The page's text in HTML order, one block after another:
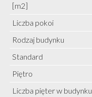
[m2]
Liczba pokoi
Rodzaj budynku
Standard
Piętro
Liczba pięter w budynku